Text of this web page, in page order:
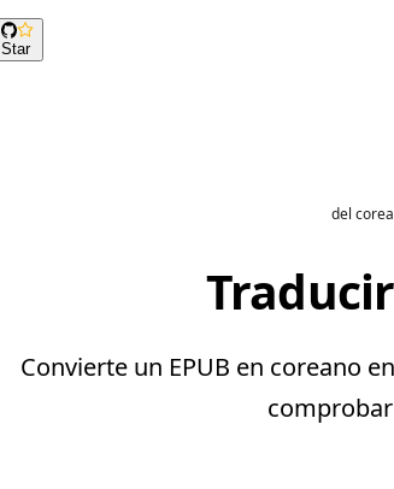
Star
del
Convierte un EPUB en coreano